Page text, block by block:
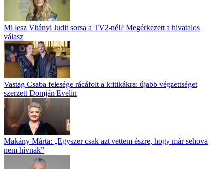
Mi lesz Vitányi Judit sorsa a TV2-nél? Megérkezett a hivatalos
válasz
Vastag Csaba felesége rácáfolt a kritikákra: újabb végzettséget
szerzett Domján Evelin
Makány Márta: „Egyszer csak azt vettem észre, hogy már sehova
nem hívnak”